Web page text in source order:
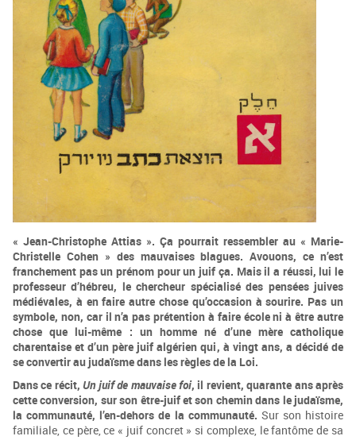
« Jean-Christophe Attias ». Ça pourrait ressembler au « Marie-
Christelle Cohen » des mauvaises blagues. Avouons, ce n’est
franchement pas un prénom pour un juif ça. Mais il a réussi, lui le
professeur d’hébreu, le chercheur spécialisé des pensées juives
médiévales, à en faire autre chose qu’occasion à sourire. Pas un
symbole, non, car il n’a pas prétention à faire école ni à être autre
chose que lui-même : un homme né d’une mère catholique
charentaise et d’un père juif algérien qui, à vingt ans, a décidé de
se convertir au judaïsme dans les règles de la Loi.
Dans ce récit,Un juif de mauvaise foi, il revient, quarante ans après
cette conversion, sur son être-juif et son chemin dans le judaïsme,
la communauté, l’en-dehors de la communauté. Sur son histoire
familiale, ce père, ce « juif concret » si complexe, le fantôme de sa